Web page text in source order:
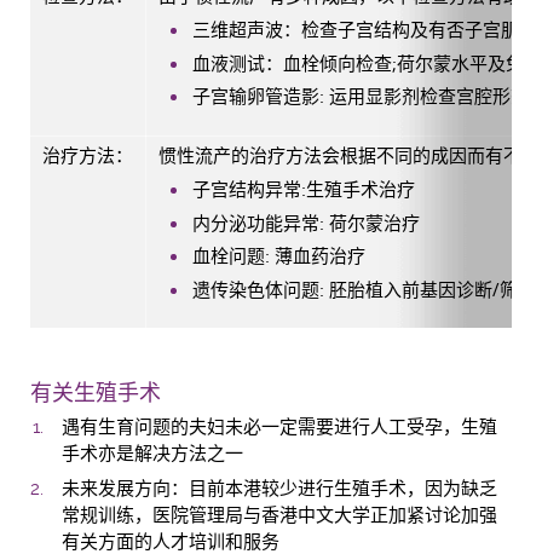
三维超声波：检查子宫结构及有否子宫肌瘤
血液测试：血栓倾向检查;荷尔蒙水平及免
子宫输卵管造影: 运用显影剂检查宫腔形态
治疗方法：
惯性流产的治疗方法会根据不同的成因而有不
子宫结构异常:生殖手术治疗
内分泌功能异常: 荷尔蒙治疗
血栓问题: 薄血药治疗
遗传染色体问题: 胚胎植入前基因诊断/筛查
有关生殖手术
遇有生育问题的夫妇未必一定需要进行人工受孕，生殖
手术亦是解决方法之一
未来发展方向：目前本港较少进行生殖手术，因为缺乏
常规训练，医院管理局与香港中文大学正加紧讨论加强
有关方面的人才培训和服务